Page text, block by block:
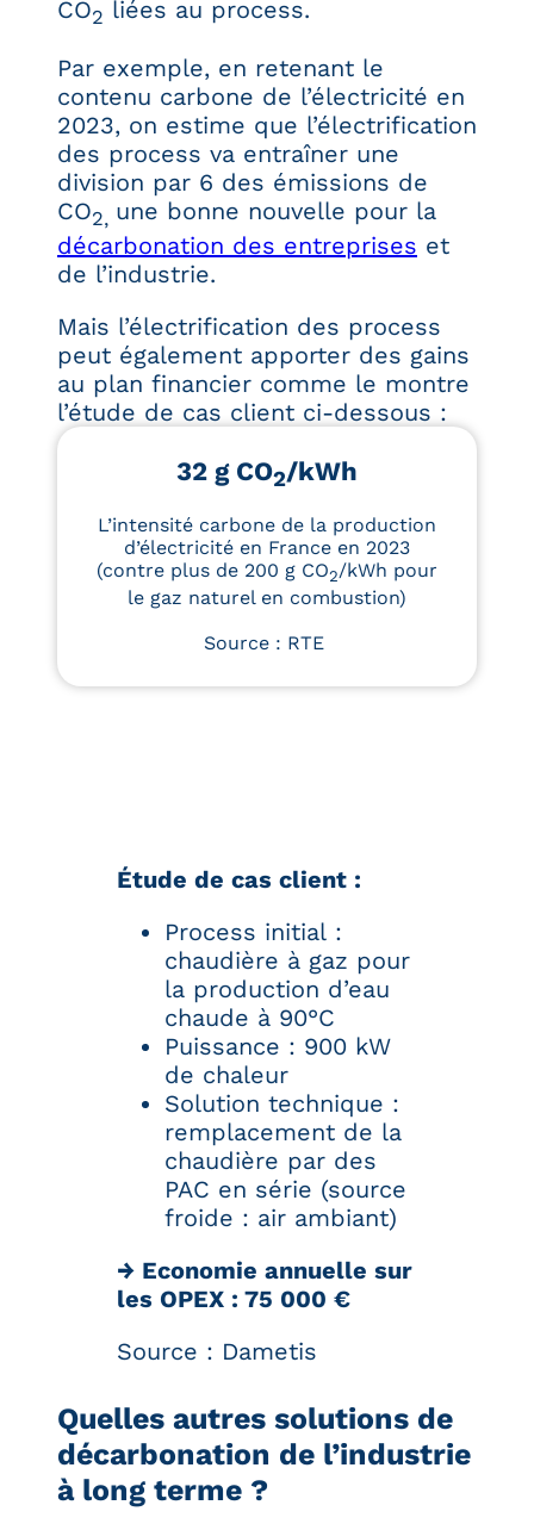
CO2 liées au process.
Par exemple, en retenant le
contenu carbone de l’électricité en
2023, on estime que l’électrification
des process va entraîner une
division par 6 des émissions de
CO2, une bonne nouvelle pour la
décarbonation des entreprises et
de l’industrie.
Mais l’électrification des process
peut également apporter des gains
au plan financier comme le montre
l’étude de cas client ci-dessous :
32 g CO2/kWh
L’intensité carbone de la production
d’électricité en France en 2023
(contre plus de 200 g CO2/kWh pour
le gaz naturel en combustion)
Source : RTE
Étude de cas client :
Process initial :
chaudière à gaz pour
la production d’eau
chaude à 90°C
Puissance : 900 kW
de chaleur
Solution technique :
remplacement de la
chaudière par des
PAC en série (source
froide : air ambiant)
→ Economie annuelle sur
les OPEX : 75 000 €
Source : Dametis
Quelles autres solutions de
décarbonation de l’industrie
à long terme ?